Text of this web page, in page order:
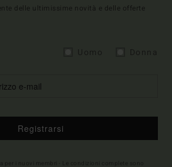
delle ultimissime novità e delle offerte
Registrarsi